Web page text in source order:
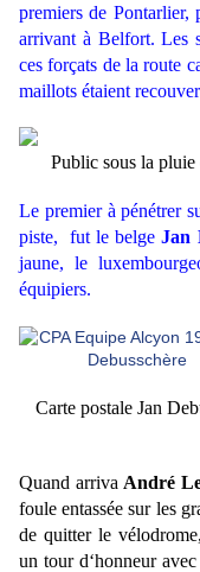
premiers de Pontarlier,
arrivant à Belfort. Les
ces forçats de la route
maillots étaient
Public sous la
Le premier à pénétrer
piste, fut le belgeJan
jaune, le
équipiers.
Carte postale Jan
Quand arriva André
foule entassée sur les
de quitter le
un tour d‘honneur